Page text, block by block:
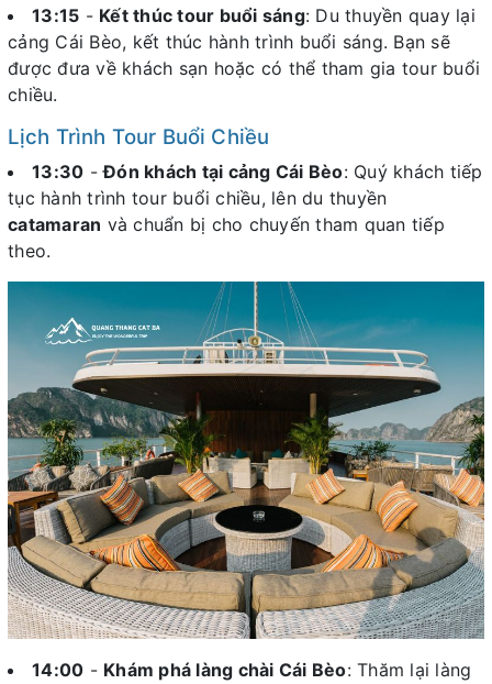
13:15 - Kết thúc tour buổi sáng: Du thuyền quay lại
cảng Cái Bèo, kết thúc hành trình buổi sáng. Bạn sẽ
được đưa về khách sạn hoặc có thể tham gia tour buổi
chiều.
Lịch Trình Tour Buổi Chiều
13:30 -Đón khách tại cảng Cái Bèo: Quý khách tiếp
tục hành trình tour buổi chiều, lên du thuyền
catamaran và chuẩn bị cho chuyến tham quan tiếp
theo.
14:00 - Khám phá làng chài Cái Bèo: Thăm lại làng